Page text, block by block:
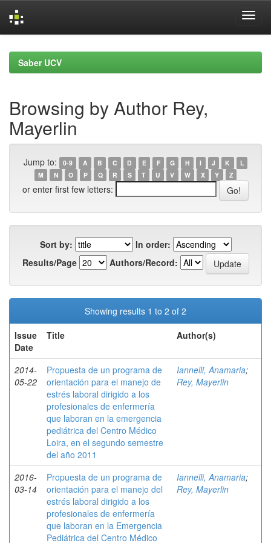
navigationSaber UCV
Browsing by Author Rey,
Mayerlin
Jump to: 0-9 A B C D E F G H I J K
L
M
N O P Q R S T U V W X Y Z
or enter first few letters:
Sort by:
In order:
Results/Page
Authors/Record:
Showing results 1 to 2 of 2
Issue
Date
Title Author(s)
2014-
05-22
Propuesta de un programa de
orientación para el manejo de
estrés laboral dirigido a los
profesionales de enfermería
que laboran en la emergencia
pediátrica del Centro Médico
Loira, en el segundo semestre
del año 2011
Iannelli, Anamaria;
Rey, Mayerlin
2016-
03-14
Propuesta de un programa de
orientación para el manejo del
estrés laboral dirigido a los
profesionales de enfermería
que laboran en la Emergencia
Pediátrica del Centro Médico
Iannelli, Anamaria;
Rey, Mayerlin